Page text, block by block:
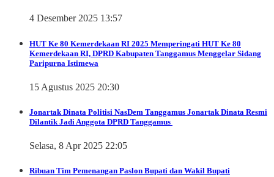
4 Desember 2025 13:57
HUT Ke 80 Kemerdekaan RI 2025 Memperingati HUT Ke 80
Kemerdekaan RI, DPRD Kabupaten Tanggamus Menggelar Sidang
Paripurna Istimewa
15 Agustus 2025 20:30
Jonartak Dinata Politisi NasDem Tanggamus Jonartak Dinata Resmi
Dilantik Jadi Anggota DPRD Tanggamus
Selasa, 8 Apr 2025 22:05
Ribuan Tim Pemenangan Paslon Bupati dan Wakil Bupati